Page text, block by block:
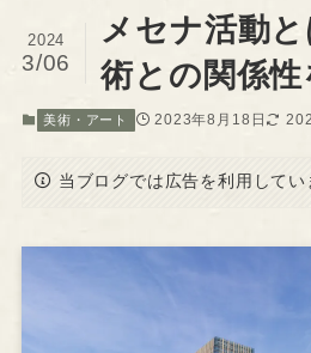
メセナ活動
術との関係性
2024
3/06
美術・アート 2023年8月18日
当ブログでは広告を利用してい